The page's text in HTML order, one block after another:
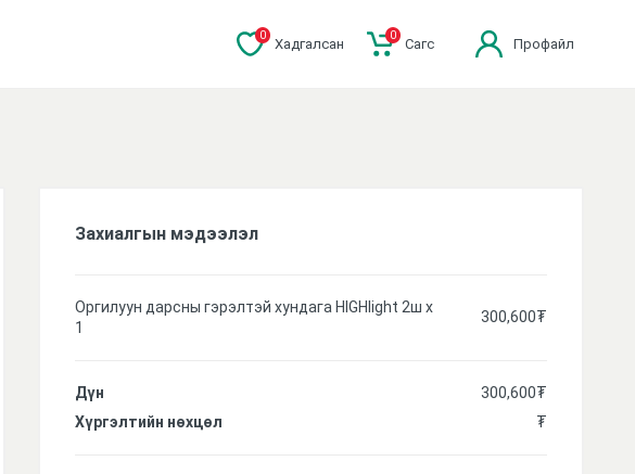
0 Хадгалсан 0 Cагс Профайл
Захиалгын мэдээлэл
Оргилуун дарсны гэрэлтэй хундага HIGHlight 2ш x
1
300,600₮
Дүн 300,600₮
Хүргэлтийн нөхцөл
₮